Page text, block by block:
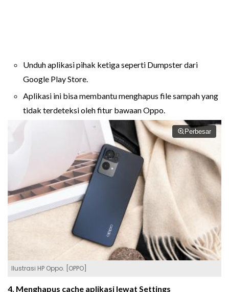
Unduh aplikasi pihak ketiga seperti Dumpster dari
Google Play Store.
Aplikasi ini bisa membantu menghapus file sampah yang
tidak terdeteksi oleh fitur bawaan Oppo.
Perbesar
Ilustrasi HP Oppo. [OPPO]
4. Menghapus cache aplikasi lewat Settings